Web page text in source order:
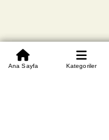
Beden Tablosu Banka
Ana Sayfa Kategoriler